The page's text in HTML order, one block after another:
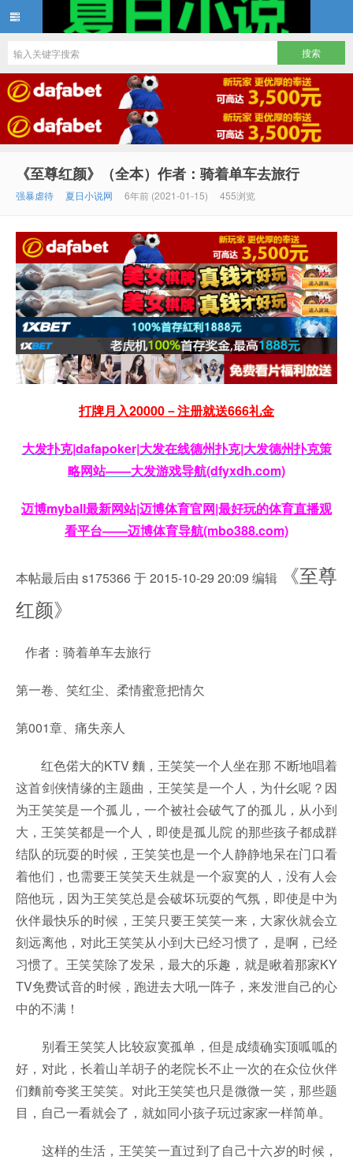
夏日小说
《至尊红颜》（全本）作者：骑着单车去旅行
强暴虐待 夏日小说网 6年前 (2021-01-15) 455浏览
打牌月入20000－注册就送666礼金
大发扑克|dafapoker|大发在线德州扑克|大发德州扑克策
略网站——大发游戏导航(dfyxdh.com)
迈博myball最新网站|迈博体育官网|最好玩的体育直播观
看平台——迈博体育导航(mbo388.com)
本帖最后由 s175366 于 2015-10-29 20:09 编辑
《至尊
红颜》
作者：骑着单车去旅行
第一卷、笑红尘、柔情蜜意把情欠
第001章、痛失亲人
红色偌大的KTV 麵，王笑笑一个人坐在那 不断地唱着
这首剑侠情缘的主题曲，王笑笑是一个人，为什幺呢？因
为王笑笑是一个孤儿，一个被社会破气了的孤儿，从小到
大，王笑笑都是一个人，即使是孤儿院 的那些孩子都成群
结队的玩耍的时候，王笑笑也是一个人静静地呆在门口看
着他们，也需要王笑笑天生就是一个寂寞的人，没有人会
陪他玩，因为王笑笑总是会破坏玩耍的气氛，即使是中为
伙伴最快乐的时候，王笑只要王笑笑一来，大家伙就会立
刻远离他，对此王笑笑从小到大已经习惯了，是啊，已经
习惯了。王笑笑除了发呆，最大的乐趣，就是瞅着那家KY
TV免费试音的时候，跑进去大吼一阵子，来发泄自己的心
中的不满！
别看王笑笑人比较寂寞孤单，但是成绩确实顶呱呱的
好，对此，长着山羊胡子的老院长不止一次的在众位伙伴
们麵前夸奖王笑笑。对此王笑笑也只是微微一笑，那些题
目，自己一看就会了，就如同小孩子玩过家家一样简单。
这样的生活，王笑笑一直过到了自己十六岁的时候，